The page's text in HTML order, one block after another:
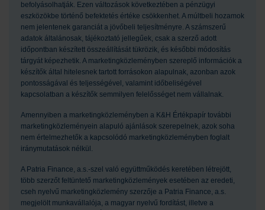
befolyásolhatják. Ezen változások következtében a pénzügyi
eszközökbe történő befektetés értéke csökkenhet. A múltbeli hozamok
nem jelentenek garanciát a jövőbeli teljesítményre. A számszerű
adatok általánosak, tájékoztató jellegűek, csak a szerző adott
időpontban készített összeállítását tükrözik, és későbbi módosítás
tárgyát képezhetik. A marketingközleményben szereplő információk a
készítők által hitelesnek tartott forrásokon alapulnak, azonban azok
pontosságával és teljességével, valamint időbeliségével
kapcsolatban a készítők semmilyen felelősséget nem vállalnak.
Amennyiben a marketingközleményben a K&H Értékpapír további
marketingközleményein alapuló ajánlások szerepelnek, azok soha
nem értelmezhetők a kapcsolódó marketingközleményben foglalt
iránymutatások nélkül.
A Patria Finance, a.s.-szel való együttműködés keretében létrejött,
több szerzőt feltüntető marketingközlemények esetében az eredeti,
cseh nyelvű marketingközlemény szerzője a Patria Finance, a.s.
megjelölt munkavállalója, a magyar nyelvű fordítást, illetve a